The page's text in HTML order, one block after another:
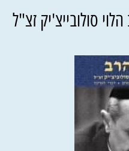
סולובייצ'יק זצ"ל